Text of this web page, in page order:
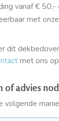
vanaf €
met onze
dit
met ons
of advies
volgende